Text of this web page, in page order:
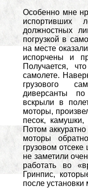
Особенно мне
испортивших
должностных
погрузкой в
на месте
испорчены и
Получается,
самолете.
грузового
диверсанты
вскрыли в
моторы,
песок,
Потом
моторы
грузовом отсеке
не заметили
работать во
Гринпис,
после установки